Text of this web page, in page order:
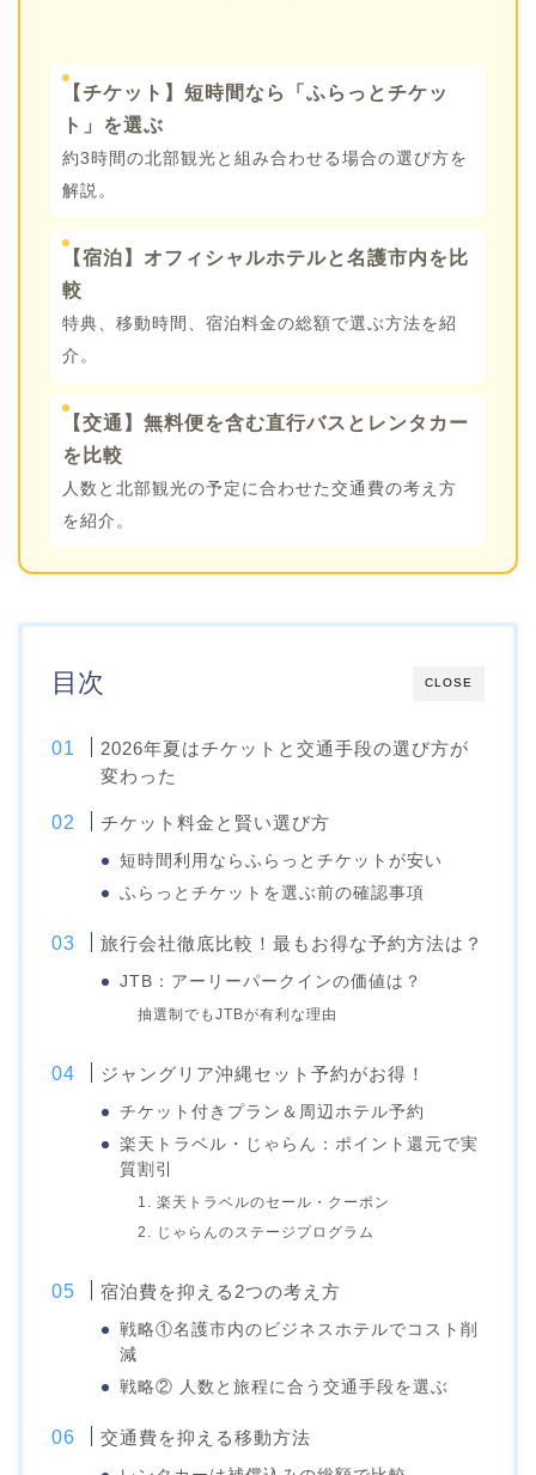
【チケット】短時間なら「ふらっとチケッ
ト」を選ぶ
約3時間の北部観光と組み合わせる場合の選び方を
解説。
【宿泊】オフィシャルホテルと名護市内を比
較
特典、移動時間、宿泊料金の総額で選ぶ方法を紹
介。
【交通】無料便を含む直行バスとレンタカー
を比較
人数と北部観光の予定に合わせた交通費の考え方
を紹介。
CLOSE
目次
2026年夏はチケットと交通手段の選び方が
変わった
チケット料金と賢い選び方
短時間利用ならふらっとチケットが安い
ふらっとチケットを選ぶ前の確認事項
旅行会社徹底比較！最もお得な予約方法は？
JTB：アーリーパークインの価値は？
抽選制でもJTBが有利な理由
ジャングリア沖縄セット予約がお得！
チケット付きプラン＆周辺ホテル予約
楽天トラベル・じゃらん：ポイント還元で実
質割引
1. 楽天トラベルのセール・クーポン
2. じゃらんのステージプログラム
宿泊費を抑える2つの考え方
戦略①名護市内のビジネスホテルでコスト削
減
戦略② 人数と旅程に合う交通手段を選ぶ
交通費を抑える移動方法